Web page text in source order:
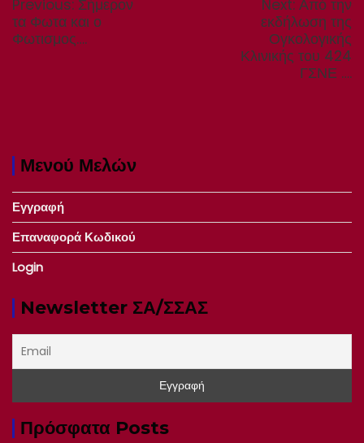
Previous:
post:
Σήμερον
τα Φωτα και ο
Φωτισμος….
Next:
post:
Από την
εκδήλωση της
Ογκολογικής
Κλινικής του 424
ΓΣΝΕ ….
Μενού Μελών
Εγγραφή
Επαναφορά Κωδικού
Login
Newsletter ΣΑ/ΣΣΑΣ
Πρόσφατα Posts